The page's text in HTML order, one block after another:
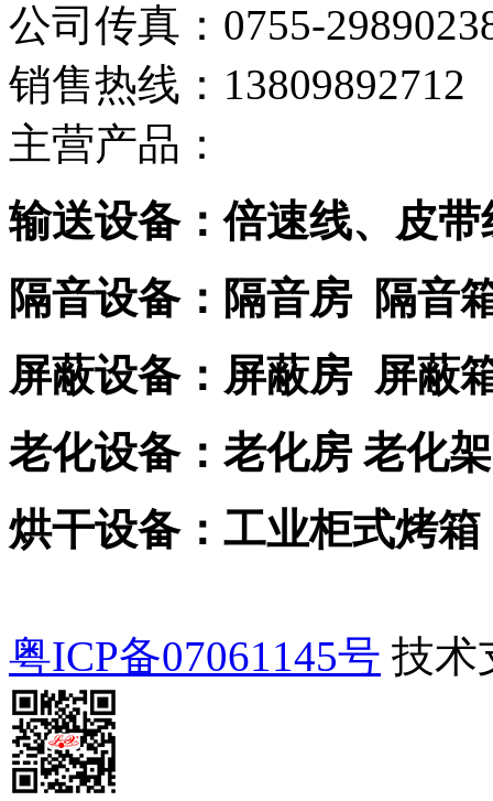
公司传真：0755-
销售热线：13809892712
主营产品：
输送设备：倍速线、皮
隔音设备：隔音房 隔音
屏蔽设备：屏蔽房 屏蔽
老化设备：老化房 老化架
烘干设备：工业柜式烤
粤ICP备07061145号 技术